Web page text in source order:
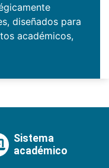
diseñados para
académicos,
Sistema
académico